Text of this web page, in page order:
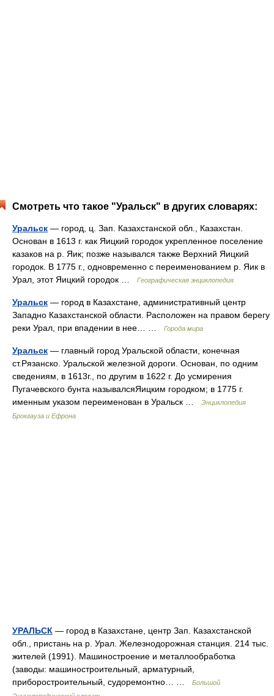
Смотреть что такое "Уральск" в других словарях:
Уральск — город, ц. Зап. Казахстанской обл., Казахстан.
Основан в 1613 г. как Яицкий городок укрепленное поселение
казаков на р. Яик; позже назывался также Верхний Яицкий
городок. В 1775 г., одновременно с переименованием р. Яик в
Урал, этот Яицкий городок …
Географическая энциклопедия
Уральск — город в Казахстане, административный центр
Западно Казахстанской области. Расположен на правом берегу
реки Урал, при впадении в нее… …
Города мира
Уральск — главный город Уральской области, конечная
ст.Рязанско. Уральской железной дороги. Основан, по одним
сведениям, в 1613г., по другим в 1622 г. До усмирения
Пугачевского бунта называлсяЯицким городком; в 1775 г.
именным указом переименован в Уральск …
Энциклопедия
Брокгауза и Ефрона
УРАЛЬСК — город в Казахстане, центр Зап. Казахстанской
обл., пристань на р. Урал. Железнодорожная станция. 214 тыс.
жителей (1991). Машиностроение и металлообработка
(заводы: машиностроительный, арматурный,
приборостроительный, судоремонтно… …
Большой